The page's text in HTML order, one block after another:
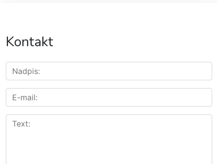
Kontakt